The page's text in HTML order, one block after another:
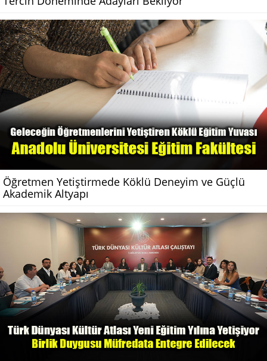
Öğretmen Yetiştirmede Köklü Deneyim ve Güçlü
Akademik Altyapı